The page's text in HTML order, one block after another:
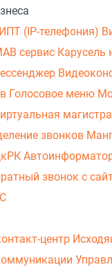
ИПТ (IP-телефония)
сервис Карусель
Голосовое меню
звонков
звонок с
центр